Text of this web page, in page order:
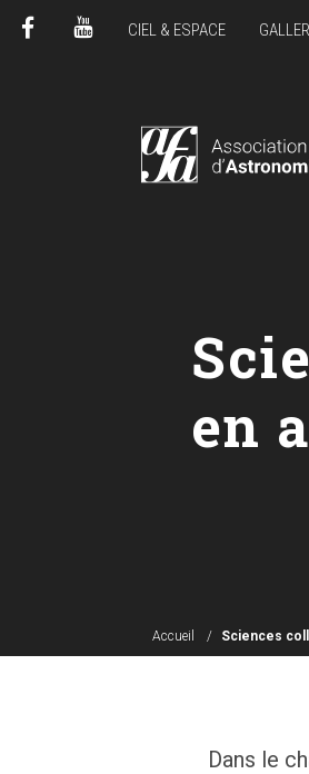
CIEL & ESPACE
Accueil Sciences
en
Dans le